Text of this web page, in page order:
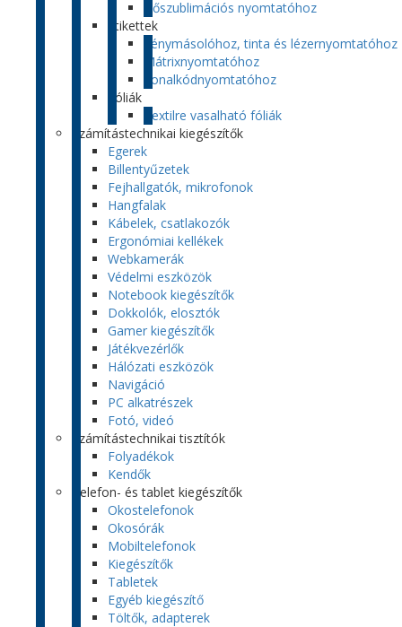
Hőszublimációs nyomtatóhoz
Etikettek
Fénymásolóhoz, tinta és lézernyomtatóhoz
Mátrixnyomtatóhoz
Vonalkódnyomtatóhoz
Fóliák
Textilre vasalható fóliák
Számítástechnikai kiegészítők
Egerek
Billentyűzetek
Fejhallgatók, mikrofonok
Hangfalak
Kábelek, csatlakozók
Ergonómiai kellékek
Webkamerák
Védelmi eszközök
Notebook kiegészítők
Dokkolók, elosztók
Gamer kiegészítők
Játékvezérlők
Hálózati eszközök
Navigáció
PC alkatrészek
Fotó, videó
Számítástechnikai tisztítók
Folyadékok
Kendők
Telefon- és tablet kiegészítők
Okostelefonok
Okosórák
Mobiltelefonok
Kiegészítők
Tabletek
Egyéb kiegészítő
Töltők, adapterek